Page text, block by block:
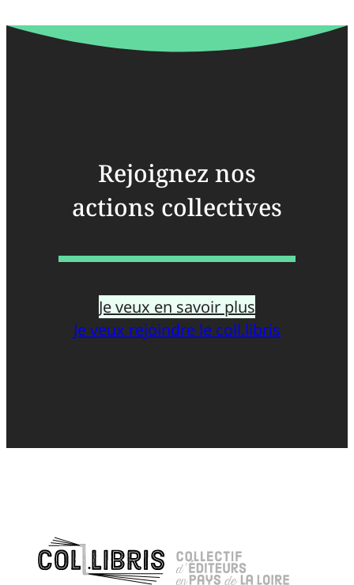
Rejoignez nos
actions collectives
Je veux en savoir plus
Je veux rejoindre le coll.libris